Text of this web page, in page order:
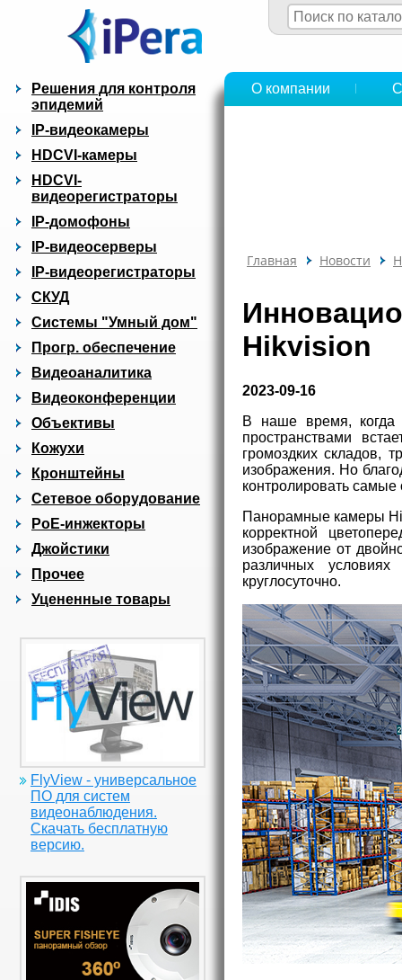
Решения для контроля
эпидемий
IP-видеокамеры
HDCVI-камеры
HDCVI-
видеорегистраторы
IP-домофоны
IP-видеосерверы
IP-видеорегистраторы
СКУД
Системы "Умный дом"
Прогр. обеспечение
Видеоаналитика
Видеоконференции
Объективы
Кожухи
Кронштейны
Сетевое оборудование
PoE-инжекторы
Джойстики
Прочее
Уцененные товары
FlyView - универсальное
ПО для систем
видеонаблюдения.
Скачать бесплатную
версию.
О компании
Главная Новости
Hikvision
2023-09-16
В наше время, когда
пространствами
громоздких складов,
изображения. Но
контролировать
Панорамные камеры
корректной
изображение от
различных
круглосуточно.